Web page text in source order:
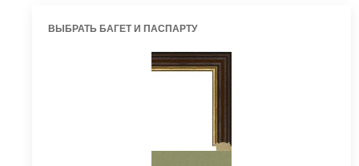
ВЫБРАТЬ БАГЕТ И ПАСПАРТУ